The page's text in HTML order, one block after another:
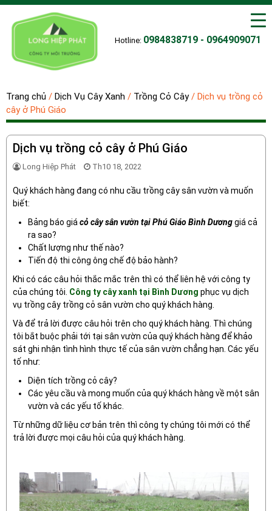
Hotline: 0984838719 - 0964909071
Trang chủ / Dịch Vụ Cây Xanh / Trồng Cỏ Cây/ Dịch vụ trồng cỏ
cây ở Phú Giáo
Dịch vụ trồng cỏ cây ở Phú Giáo
Long Hiệp Phát Th10 18, 2022
Quý khách hàng đang có nhu cầu trồng cây sân vườn và muốn
biết:
Bảng báo giá cỏ cây sân vườn tại Phú Giáo Bình Dươnggiá cả
ra sao?
Chất lượng như thế nào?
Tiến độ thi công ông chế độ bảo hành?
Khi có các câu hỏi thắc mắc trên thì có thể liên hệ với công ty
của chúng tôi. Công ty cây xanh tại Bình Dương phục vụ dịch
vụ trồng cây trồng cỏ sân vườn cho quý khách hàng.
Và để trả lời được câu hỏi trên cho quý khách hàng. Thì chúng
tôi bắt buộc phải tới tại sân vườn của quý khách hàng để khảo
sát ghi nhận tình hình thực tế của sân vườn chẳng hạn. Các yếu
tố như:
Diện tích trồng cỏ cây?
Các yêu cầu và mong muốn của quý khách hàng về một sân
vườn và các yếu tố khác.
Từ những dữ liệu cơ bản trên thì công ty chúng tôi mới có thể
trả lời được mọi câu hỏi của quý khách hàng.